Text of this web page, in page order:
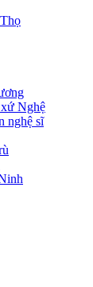
Nghệ
nghệ sĩ